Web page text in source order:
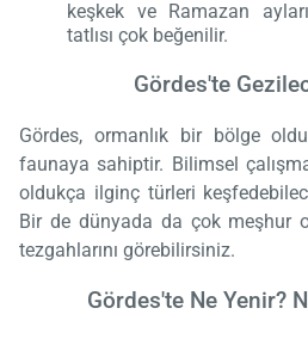
keşkek ve Ramazan
tatlısı çok beğenilir.
Gördes'te
Gördes, ormanlık bir bölge
faunaya sahiptir. Bilimsel
oldukça ilginç türleri
Bir de dünyada da çok meşhur
tezgahlarını görebilirsiniz.
Gördes'te Ne Yenir?